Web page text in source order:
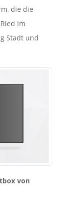
die die
im
Stadt und
von